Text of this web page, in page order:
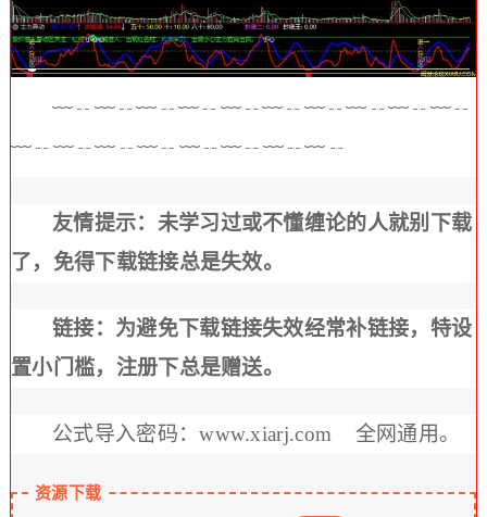
友情提示：未学习过或不懂缠论的人就别下载
了，免得下载链接总是失效。
链接：为避免下载链接失效经常补链接，特设
置小门槛，注册下总是赠送。
公式导入密码：www.xiarj.com 全网通用。
资源下载